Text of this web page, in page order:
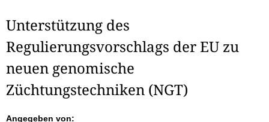
Unterstützung des
Regulierungsvorschlags der EU zu
neuen genomische
Züchtungstechniken (NGT)
Angegeben von: